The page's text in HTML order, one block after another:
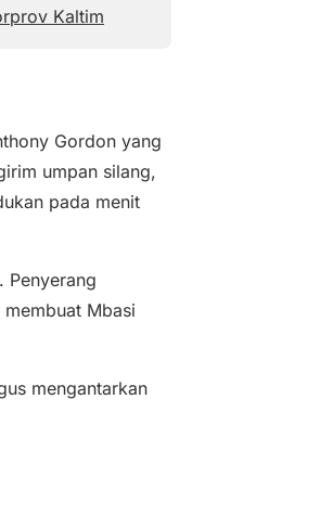
Kaltim
Gordon yang
umpan silang,
pada menit
Penyerang
Mbasi
mengantarkan